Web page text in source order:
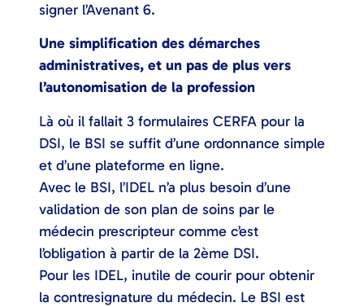
signer l’Avenant 6.
Une simplification des démarches
administratives, et un pas de plus vers
l’autonomisation de la profession
Là où il fallait 3 formulaires CERFA pour la
DSI, le BSI se suffit d’une ordonnance simple
et d’une plateforme en ligne.
Avec le BSI, l’IDEL n’a plus besoin d’une
validation de son plan de soins par le
médecin prescripteur comme c’est
l’obligation à partir de la 2ème DSI.
Pour les IDEL, inutile de courir pour obtenir
la contresignature du médecin. Le BSI est